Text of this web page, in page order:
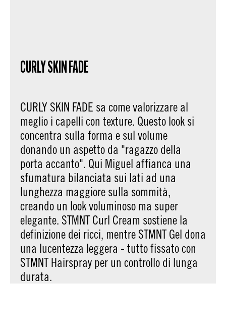
CURLY SKIN FADE
CURLY SKIN FADE sa come valorizzare al
meglio i capelli con texture. Questo look si
concentra sulla forma e sul volume
donando un aspetto da "ragazzo della
porta accanto". Qui Miguel affianca una
sfumatura bilanciata sui lati ad una
lunghezza maggiore sulla sommità,
creando un look voluminoso ma super
elegante. STMNT Curl Cream sostiene la
definizione dei ricci, mentre STMNT Gel dona
una lucentezza leggera - tutto fissato con
STMNT Hairspray per un controllo di lunga
durata.